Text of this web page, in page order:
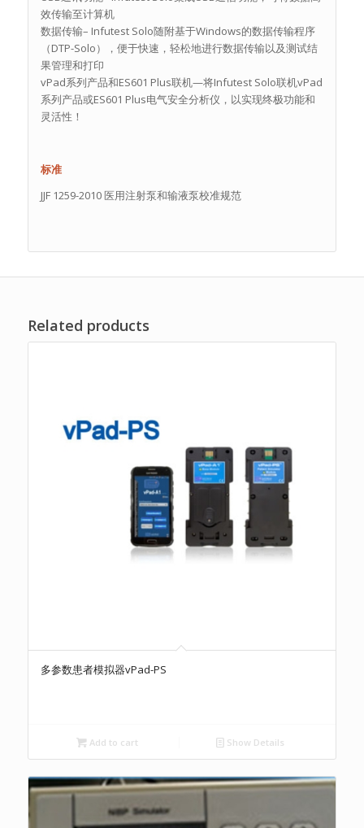
效传输至计算机
数据传输– Infutest Solo随附基于Windows的数据传输程序
（DTP-Solo），便于快速，轻松地进行数据传输以及测试结
果管理和打印
vPad系列产品和ES601 Plus联机—将Infutest Solo联机vPad
系列产品或ES601 Plus电气安全分析仪，以实现终极功能和
灵活性！
标准
JJF 1259-2010 医用注射泵和输液泵校准规范
Related products
多参数患者模拟器vPad-PS
Add to cart Show Details